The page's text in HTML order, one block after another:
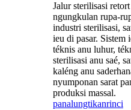
Jalur sterilisasi
ngungkulan rupa-
industri sterilisasi,
ieu di pasar. Sistem
téknis anu luhur,
sterilisasi anu saé,
kaléng anu
nyumponan sarat
produksi massal.
panalungtikanrinci